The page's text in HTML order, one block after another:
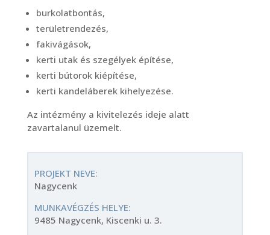
burkolatbontás,
területrendezés,
fakivágások,
kerti utak és szegélyek építése,
kerti bútorok kiépítése,
kerti kandeláberek kihelyezése.
Az intézmény a kivitelezés ideje alatt
zavartalanul üzemelt.
PROJEKT NEVE:
Nagycenk
MUNKAVÉGZÉS HELYE:
9485 Nagycenk, Kiscenki u. 3.